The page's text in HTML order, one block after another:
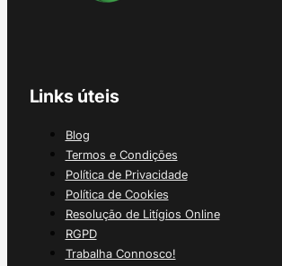
Links úteis
Blog
Termos e Condições
Política de Privacidade
Política de Cookies
Resolução de Litígios Online
RGPD
Trabalha Connosco!